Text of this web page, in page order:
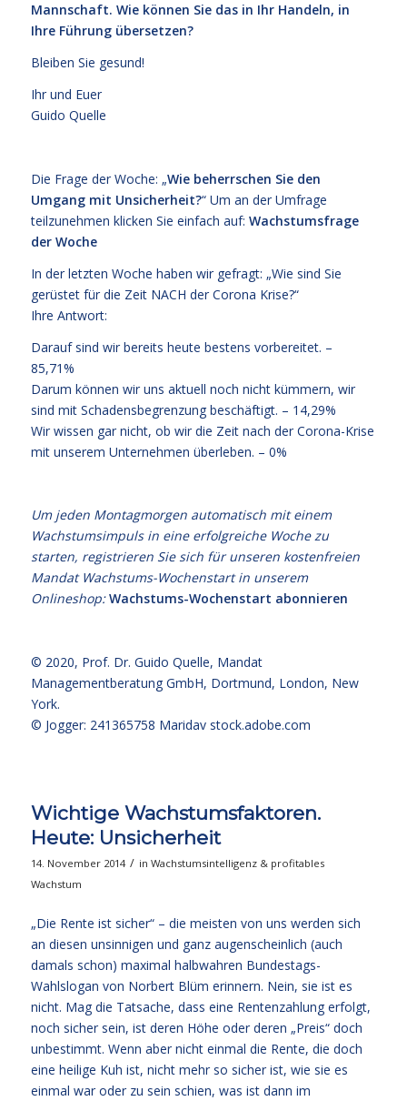
Mannschaft. Wie können Sie das in Ihr Handeln, in
Ihre Führung übersetzen?
Bleiben Sie gesund!
Ihr und Euer
Guido Quelle
Die Frage der Woche: „Wie beherrschen Sie den
Umgang mit Unsicherheit?“ Um an der Umfrage
teilzunehmen klicken Sie einfach auf: Wachstumsfrage
der Woche
In der letzten Woche haben wir gefragt: „Wie sind Sie
gerüstet für die Zeit NACH der Corona Krise?“
Ihre Antwort:
Darauf sind wir bereits heute bestens vorbereitet. –
85,71%
Darum können wir uns aktuell noch nicht kümmern, wir
sind mit Schadensbegrenzung beschäftigt. – 14,29%
Wir wissen gar nicht, ob wir die Zeit nach der Corona-Krise
mit unserem Unternehmen überleben. – 0%
Um jeden Montagmorgen automatisch mit einem
Wachstumsimpuls in eine erfolgreiche Woche zu
starten, registrieren Sie sich für unseren kostenfreien
Mandat Wachstums-Wochenstart in unserem
Onlineshop:Wachstums-Wochenstart abonnieren
© 2020, Prof. Dr. Guido Quelle, Mandat
Managementberatung GmbH, Dortmund, London, New
York.
© Jogger: 241365758 Maridav stock.adobe.com
Wichtige Wachstumsfaktoren.
Heute: Unsicherheit
14. November 2014 / in Wachstumsintelligenz & profitables
Wachstum
„Die Rente ist sicher“ – die meisten von uns werden sich
an diesen unsinnigen und ganz augenscheinlich (auch
damals schon) maximal halbwahren Bundestags-
Wahlslogan von Norbert Blüm erinnern. Nein, sie ist es
nicht. Mag die Tatsache, dass eine Rentenzahlung erfolgt,
noch sicher sein, ist deren Höhe oder deren „Preis“ doch
unbestimmt. Wenn aber nicht einmal die Rente, die doch
eine heilige Kuh ist, nicht mehr so sicher ist, wie sie es
einmal war oder zu sein schien, was ist dann im